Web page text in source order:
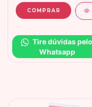
Tire dúvidas pelo
Whatsapp